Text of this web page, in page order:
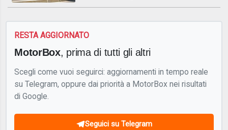
RESTA AGGIORNATO
MotorBox, prima di tutti gli altri
Scegli come vuoi seguirci: aggiornamenti in tempo reale
su Telegram, oppure dai priorità a MotorBox nei risultati
di Google.
Seguici su Telegram